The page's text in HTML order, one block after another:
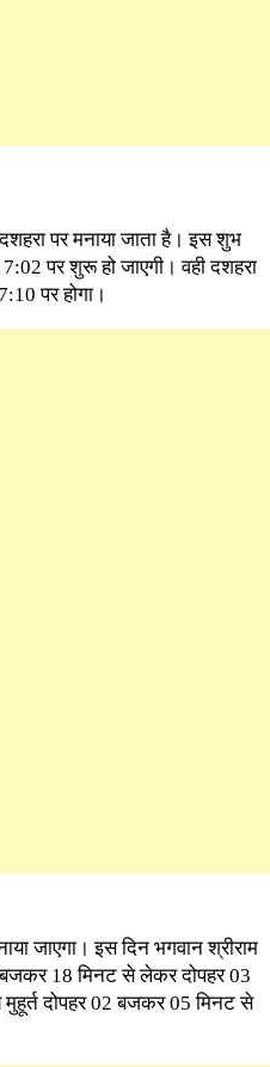
पर मनाया जाता है। इस शुभ
पर शुरू हो जाएगी। वही दशहरा
पर होगा।
जाएगा। इस दिन भगवान श्रीराम
18 मिनट से लेकर दोपहर 03
दोपहर 02 बजकर 05 मिनट से